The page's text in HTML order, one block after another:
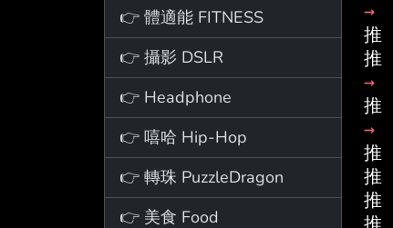
👉 體適能 FITNESS
👉 攝影 DSLR
👉 Headphone
👉 嘻哈 Hip-Hop
👉 轉珠 PuzzleDragon
👉 美食 Food
→
推
推
→
推
→
推
推
推
推